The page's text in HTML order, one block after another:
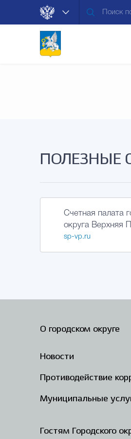
ПОЛЕЗНЫЕ
Счетная палата
округа Верхняя
sp-vp.ru
О городском округе
Новости
Противодействие
Муниципальные
Гостям Городского